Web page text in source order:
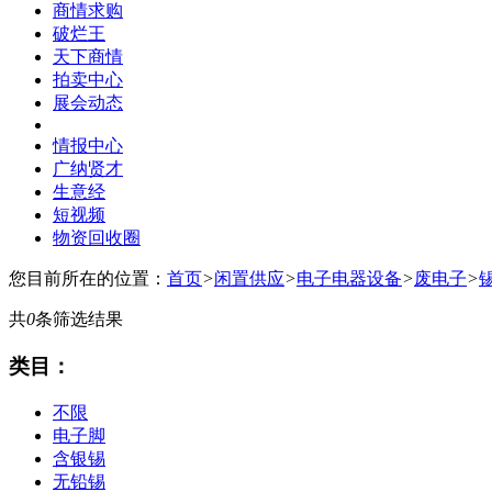
商情求购
破烂王
天下商情
拍卖中心
展会动态
情报中心
广纳贤才
生意经
短视频
物资回收圈
您目前所在的位置： 首页>闲置供应>电子电器设备>废电子>
共0条筛选结果
类目：
不限
电子脚
含银锡
无铅锡